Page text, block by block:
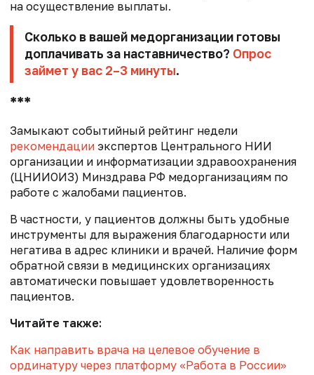
на осуществление выплаты.
Сколько в вашей медорганизации готовы
доплачивать за наставничество? Опрос
займет у вас 2–3 минуты.
***
Замыкают событийный рейтинг недели
рекомендации экспертов Центрального НИИ
организации и информатизации здравоохранения
(ЦНИИОИЗ) Минздрава РФ медорганизациям по
работе с жалобами пациентов.
В частности, у пациентов должны быть удобные
инструменты для выражения благодарности или
негатива в адрес клиники и врачей. Наличие форм
обратной связи в медицинских организациях
автоматически повышает удовлетворенность
пациентов.
Читайте также:
Как направить врача на целевое обучение в
ординатуру через платформу «Работа в России»